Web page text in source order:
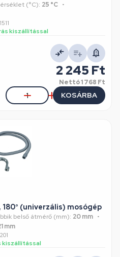
(°C): 25 °C
kiszállítással
2 245 Ft
Nettó1 768 Ft
KOSÁRBA
(univerzális) mosógép
belső átmérő (mm): 20 mm
mm
kiszállítással